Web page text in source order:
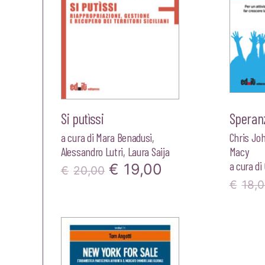
Si putìssi
a cura di Mara Benadusi,
Alessandro Lutri, Laura Saija
€ 20,00 Il
originale
era:
€20,00.
€ 19,00
attuale
è:
€19,00.
Chris
Macy
a cura di
€